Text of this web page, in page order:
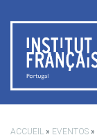
ACCUEIL » EVENTOS »